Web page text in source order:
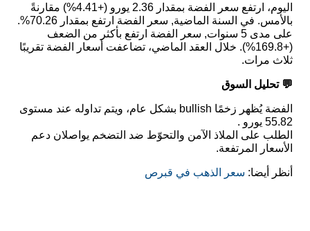
اليوم، ارتفع سعر الفضة بمقدار 2.36 يورو (+4.41%) مقارنةً
بالأمس. في السنة الماضية, سعر الفضة ارتفع بمقدار 70.26%.
على مدى 5 سنوات, سعر الفضة ارتفع بأكثر من الضعف
(+169.8%). خلال العقد الماضي، تضاعفت أسعار الفضة تقريبًا
ثلاث مرات.
💬 تحليل السوق
الفضة يُظهر زخمًا bullish بشكل عام، ويتم تداوله عند مستوى
55.82 يورو .
الطلب على الملاذ الآمن والتحوّط ضد التضخم يواصلان دعم
الأسعار المرتفعة.
أنظر أيضا: سعر الذهب في قبرص